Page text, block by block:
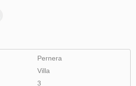
Pernera
Villa
3